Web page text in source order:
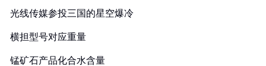
光线传媒参投三国的星空爆冷
横担型号对应重量
锰矿石产品化合水含量